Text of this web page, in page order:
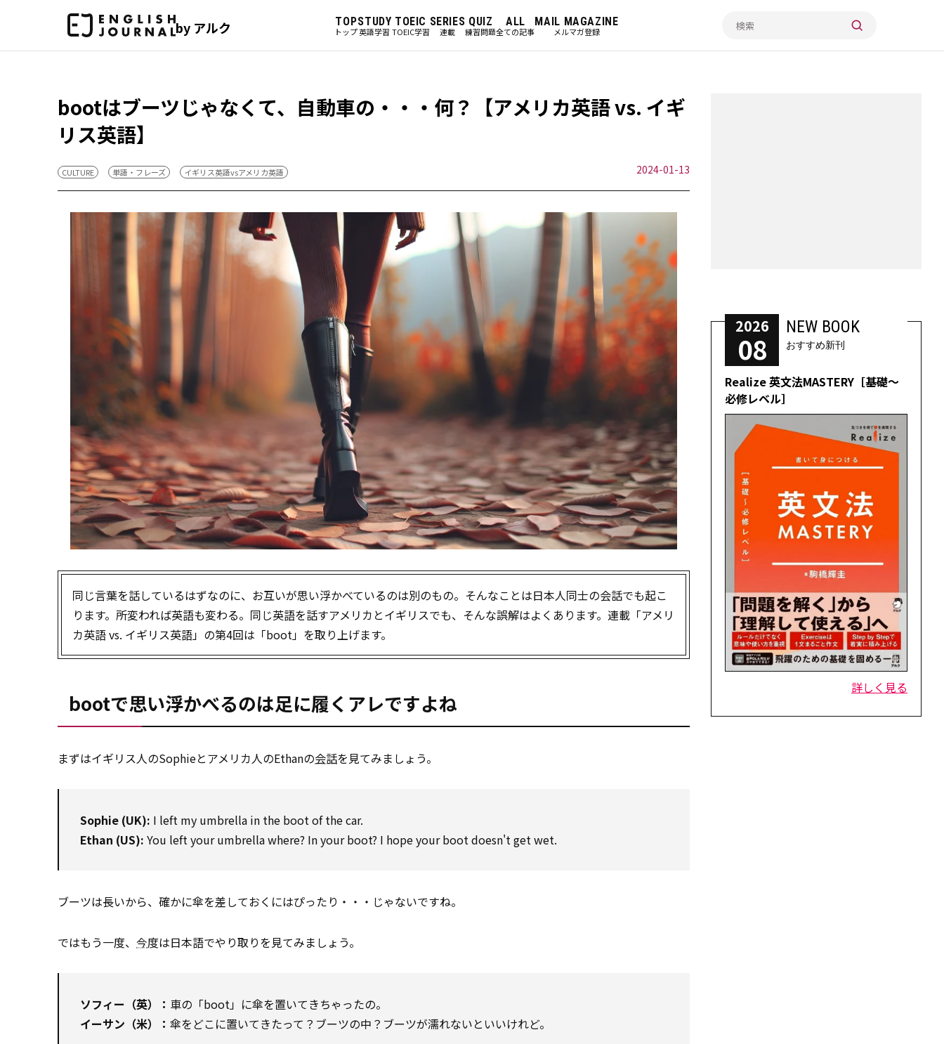
by アルク TOP
トップ
STUDY
英語学習
TOEIC
TOEIC学習
SERIES
連載
QUIZ
練習問題
ALL
全ての記事
MAIL MAGAZINE
メルマガ登録
bootはブーツじゃなくて、自動車の・・・何？【アメリカ英語 vs. イギ
リス英語】
CULTURE 単語・フレーズ イギリス英語vsアメリカ英語 2024-01-13
同じ言葉を話しているはずなのに、お互いが思い浮かべているのは別のもの。そんなことは日本人同士の会話でも起こ
ります。所変われば英語も変わる。同じ英語を話すアメリカとイギリスでも、そんな誤解はよくあります。連載「アメリ
カ英語 vs. イギリス英語」の第4回は「boot」を取り上げます。
bootで思い浮かべるのは足に履くアレですよね
まずはイギリス人のSophieとアメリカ人のEthanの会話を見てみましょう。
Sophie (UK): I left my umbrella in the boot of the car.
Ethan (US): You left your umbrella where? In your boot? I hope your boot doesn't get wet.
ブーツは長いから、確かに傘を差しておくにはぴったり・・・じゃないですね。
ではもう一度、 今度は日本語でやり取りを見てみましょう。
ソフィー（英）： 車の「boot」に傘を置いてきちゃったの。
イーサン（米）： 傘をどこに置いてきたって？ブーツの中？ブーツが濡れないといいけれど。
2026
08
NEW BOOK
おすすめ新刊
Realize 英文法MASTERY［基礎～
必修レベル］
詳しく見る